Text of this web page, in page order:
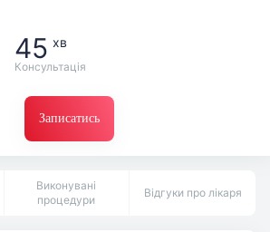
45 хв
Консультація
Записатись
Виконувані
процедури
Відгуки про лікаря